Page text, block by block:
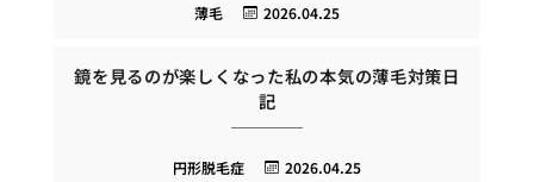
2026.04.25
薄毛
鏡を見るのが楽しくなった私の本気の薄毛対策日
記
2026.04.25
円形脱毛症